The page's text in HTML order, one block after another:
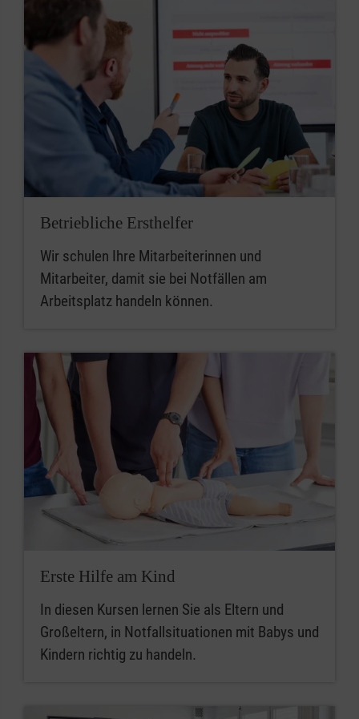
Betriebliche Ersthelfer
Wir schulen Ihre Mitarbeiterinnen und
Mitarbeiter, damit sie bei Notfällen am
Arbeitsplatz handeln können.
Erste Hilfe am Kind
In diesen Kursen lernen Sie als Eltern und
Großeltern, in Notfallsituationen mit Babys und
Kindern richtig zu handeln.